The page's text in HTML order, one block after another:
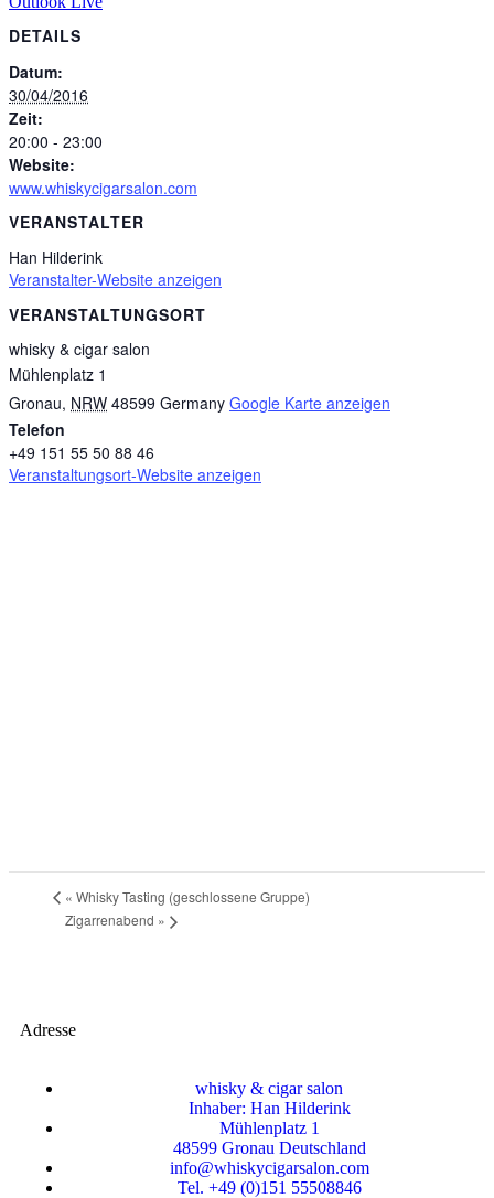
DETAILS
Datum:
30/04/2016
Zeit:
20:00 - 23:00
Website:
www.whiskycigarsalon.com
VERANSTALTER
Han Hilderink
Veranstalter-Website anzeigen
VERANSTALTUNGSORT
whisky & cigar salon
Mühlenplatz 1
Gronau, NRW 48599 Germany Google Karte anzeigen
Telefon
+49 151 55 50 88 46
Veranstaltungsort-Website anzeigen
« Whisky Tasting (geschlossene Gruppe)
Zigarrenabend »
Adresse
whisky & cigar salon
Inhaber: Han Hilderink
Mühlenplatz 1
48599 Gronau Deutschland
info@whiskycigarsalon.com
Tel. +49 (0)151 55508846